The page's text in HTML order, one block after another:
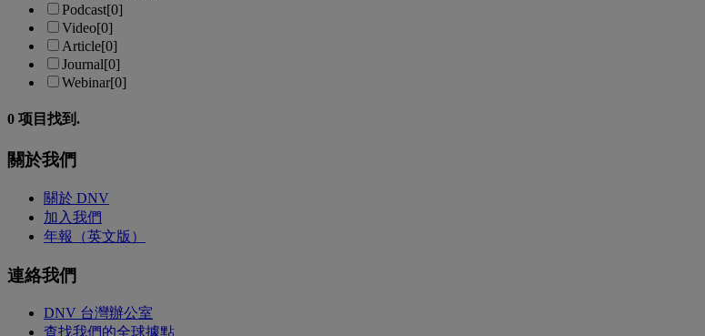
Podcast[0]
Video[0]
Article[0]
Journal[0]
Webinar[0]
0 项目找到.
關於我們
關於 DNV
加入我們
年報（英文版）
連絡我們
DNV 台灣辦公室
查找我們的全球據點